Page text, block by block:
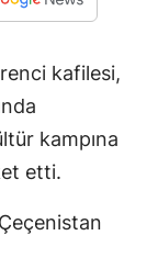
kafilesi,
kampına
etti.